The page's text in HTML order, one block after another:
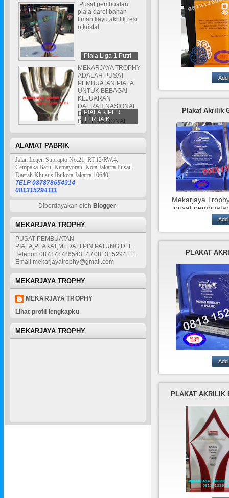
pembuatan
al.
Plakat Akrilik
Mekarjaya
pusat
dari bahan
finishing grafir
sesuai dengan
anda
PLAKAT
MEKARJAYA
ADALAH
PEMBUATAN
DALI,DLL
PLAKAT AKRILIK
Piala Liga 1 Putri
Pusat pembuatan
piala daroi bahan
timah,kayu,akrilik,resi
n,kristal
PIALA KIPER
TERBAIK
MEKARJAYA TROPHY
ADALAH PUSAT
PEMBUATAN PIALA
UNTUK BEBAGAI
KEJUARAN
DAERAH,NASIONAL
DAN
INTERNASIONAL
ALAMAT PABRIK
Jalan Letjen Suprapto No.21, RT.12/RW.4,
Cempaka Baru, Kemayoran, Kota Jakarta Pusat,
Daerah Khusus Ibukota Jakarta 10640
TELP 087878654314
081315294111
Diberdayakan oleh Blogger.
MEKARJAYA TROPHY
PUSAT PEMBUATAN
PIALA,PLAKAT,MEDALI,PIN,PATUNG,DLL
Telepon 08787878654314 / 081315294111
Email mekarjayatrophy@gmail.com
MEKARJAYA TROPHY
MEKARJAYA TROPHY
Lihat profil lengkapku
MEKARJAYA TROPHY